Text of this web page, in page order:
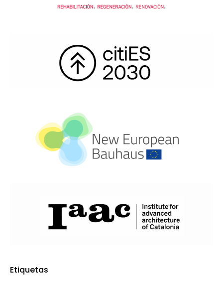
Etiquetas